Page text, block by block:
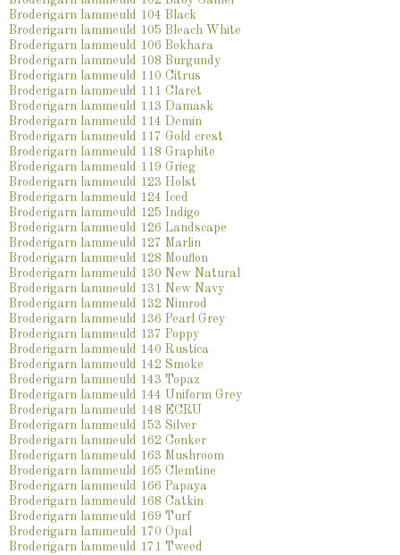
Broderigarn lammeuld 104 Black
Broderigarn lammeuld 105 Bleach White
Broderigarn lammeuld 106 Bokhara
Broderigarn lammeuld 108 Burgundy
Broderigarn lammeuld 110 Citrus
Broderigarn lammeuld 111 Claret
Broderigarn lammeuld 113 Damask
Broderigarn lammeuld 114 Demin
Broderigarn lammeuld 117 Gold crest
Broderigarn lammeuld 118 Graphite
Broderigarn lammeuld 119 Grieg
Broderigarn lammeuld 123 Holst
Broderigarn lammeuld 124 Iced
Broderigarn lammeuld 125 Indigo
Broderigarn lammeuld 126 Landscape
Broderigarn lammeuld 127 Marlin
Broderigarn lammeuld 128 Mouflon
Broderigarn lammeuld 130 New Natural
Broderigarn lammeuld 131 New Navy
Broderigarn lammeuld 132 Nimrod
Broderigarn lammeuld 136 Pearl Grey
Broderigarn lammeuld 137 Poppy
Broderigarn lammeuld 140 Rustica
Broderigarn lammeuld 142 Smoke
Broderigarn lammeuld 143 Topaz
Broderigarn lammeuld 144 Uniform Grey
Broderigarn lammeuld 148 ECRU
Broderigarn lammeuld 153 Silver
Broderigarn lammeuld 162 Conker
Broderigarn lammeuld 163 Mushroom
Broderigarn lammeuld 165 Clemtine
Broderigarn lammeuld 166 Papaya
Broderigarn lammeuld 168 Catkin
Broderigarn lammeuld 169 Turf
Broderigarn lammeuld 170 Opal
Broderigarn lammeuld 171 Tweed